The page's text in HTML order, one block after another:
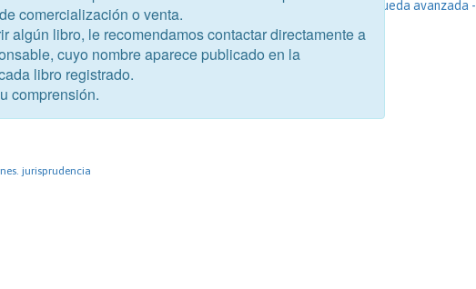
- Búsqueda avanzada -
jurisprudencia
comercialización o venta.
algún libro, le recomendamos contactar directamente a
cuyo nombre aparece publicado en la
libro registrado.
comprensión.